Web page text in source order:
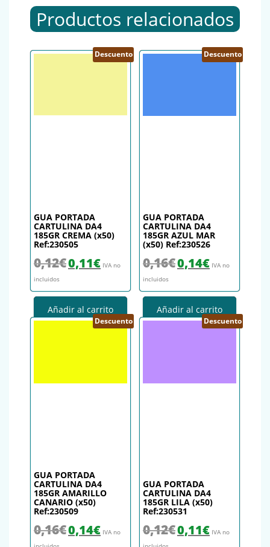
Productos relacionados
Descuento
GUA PORTADA
CARTULINA DA4
185GR CREMA (x50)
Ref:230505
0,12€ El precio original era: 0,12€.
0,11€El precio actual es: 0,11€.
IVA no
incluidos
Añadir al carrito
Descuento
GUA PORTADA
CARTULINA DA4
185GR AZUL MAR
(x50) Ref:230526
0,16€ El precio original era: 0,16€.
0,14€El precio actual
IVA no
incluidos
Añadir al carrito
Descuento
GUA PORTADA
CARTULINA DA4
185GR AMARILLO
CANARIO (x50)
Ref:230509
0,16€ El precio original era: 0,16€.
0,14€El precio actual es: 0,14€.
IVA no
Descuento
GUA PORTADA
CARTULINA DA4
185GR LILA (x50)
Ref:230531
0,12€ El precio original era: 0,12€.
0,11€El precio actual
IVA no